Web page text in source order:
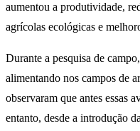
aumentou a produtividade,
agrícolas ecológicas e
Durante a pesquisa de
alimentando nos campos de
observaram que antes essas
entanto, desde a introdução